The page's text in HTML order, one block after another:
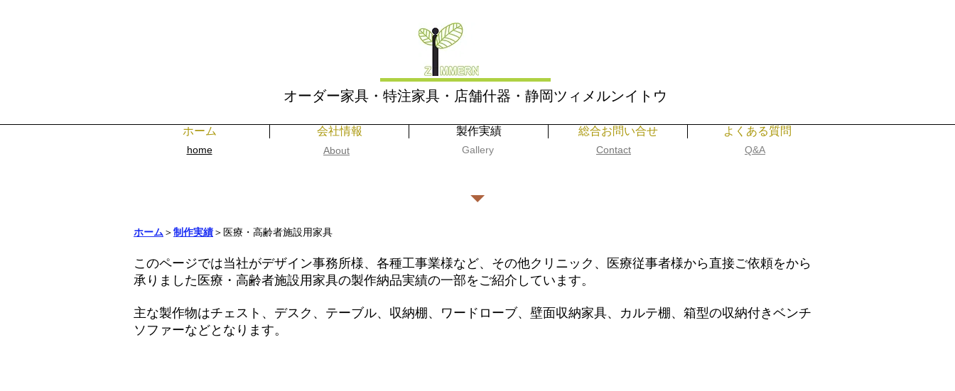
オーダー家具・特注家具・店舗什器・静岡ツィメルンイトウ
ホーム 会社情報 製作実績 総合お問い合せ よくある質問
home​ About ​Gallery Contact ​Q&A
ホーム＞制作実績＞医療・高齢者施設用家具
このページでは当社がデザイン事務所様、各種工事業様など、その他クリニック、医療従事者様から直接ご依頼をから
承りました 医療・高齢者施設用家具の製作納品実績の一部をご紹介しています。
主な製作物はチェスト、デスク、テーブル、収納棚、ワードローブ、壁面収納家具、カルテ棚、箱型の収納付きベンチ
ソファーなどとなります。